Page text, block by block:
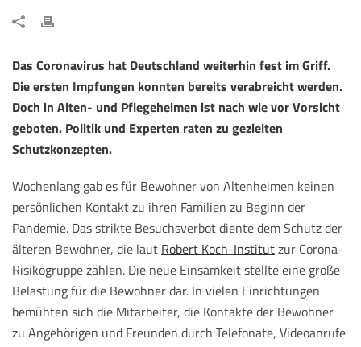
Das Coronavirus hat Deutschland weiterhin fest im Griff.
Die ersten Impfungen konnten bereits verabreicht werden.
Doch in Alten- und Pflegeheimen ist nach wie vor Vorsicht
geboten. Politik und Experten raten zu gezielten
Schutzkonzepten.
Wochenlang gab es für Bewohner von Altenheimen keinen
persönlichen Kontakt zu ihren Familien zu Beginn der
Pandemie. Das strikte Besuchsverbot diente dem Schutz der
älteren Bewohner, die laut Robert Koch-Institutzur Corona-
Risikogruppe zählen. Die neue Einsamkeit stellte eine große
Belastung für die Bewohner dar. In vielen Einrichtungen
bemühten sich die Mitarbeiter, die Kontakte der Bewohner
zu Angehörigen und Freunden durch Telefonate, Videoanrufe